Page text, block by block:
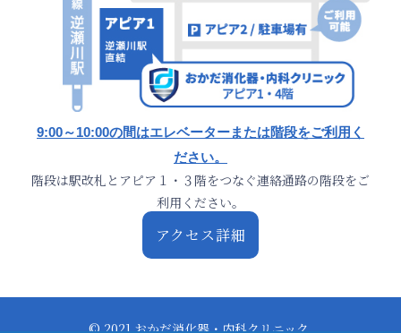
9:00～10:00の間はエレベーターまたは階段をご利用く
ださい。
階段は駅改札とアピア１・３階をつなぐ連絡通路の階段をご
利用ください。
アクセス詳細
© 2021 おかだ消化器・内科クリニック.